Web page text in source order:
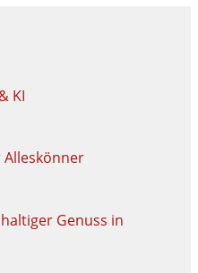
KI
Alleskönner
Genuss in